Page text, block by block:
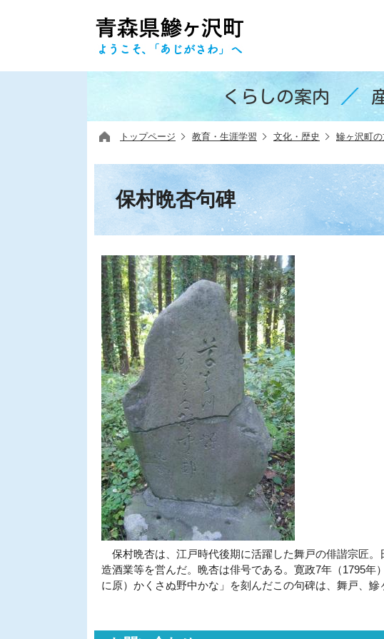
くらしの案内
トップページ 教育・生涯学習 文化・歴史 鰺ヶ沢町
保村晩杏句碑
保村晩杏は、江戸時代後期に活躍した舞戸の俳諧宗匠。
造酒業等を営んだ。晩杏は俳号である。寛政7年（1795
に原）かくさぬ野中かな」を刻んだこの句碑は、舞戸、